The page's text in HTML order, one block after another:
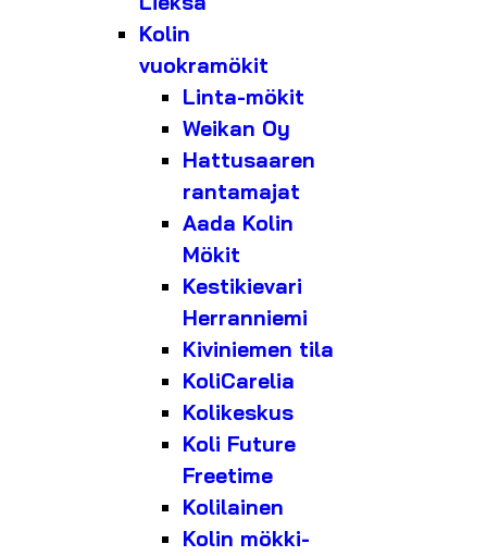
Kolin
vuokramökit
Linta-mökit
Weikan Oy
Hattusaaren
rantamajat
Aada Kolin
Mökit
Kestikievari
Herranniemi
Kiviniemen tila
KoliCarelia
Kolikeskus
Koli Future
Freetime
Kolilainen
Kolin mökki-